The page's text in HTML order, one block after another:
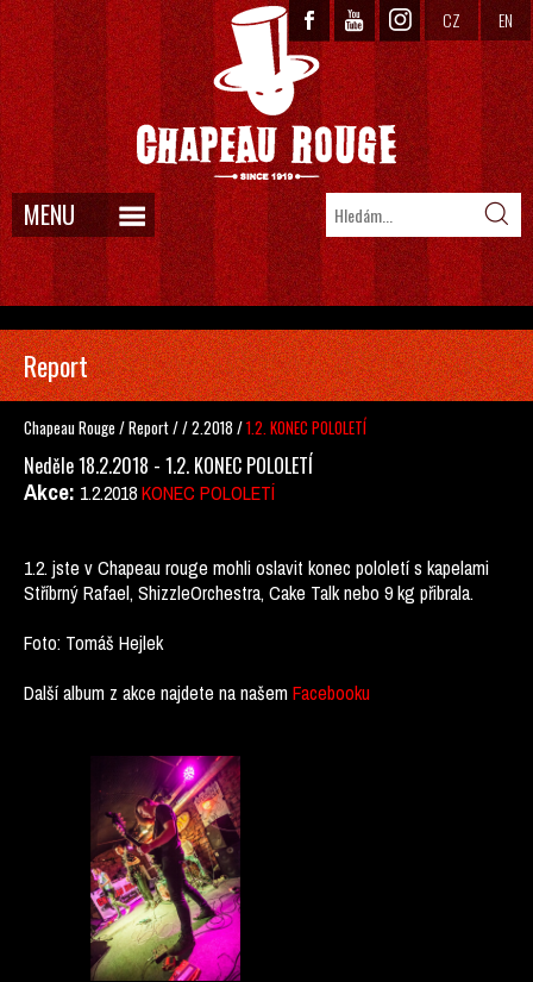
CZ EN
MENU
Report
Chapeau Rouge /Report//2.2018 /1.2. KONEC POLOLETÍ
Neděle 18.2.2018 - 1.2. KONEC POLOLETÍ
Akce: 1.2.2018KONEC POLOLETÍ
1.2. jste v Chapeau rouge mohli oslavit konec pololetí s kapelami
Stříbrný Rafael, ShizzleOrchestra, Cake Talk nebo 9 kg přibrala.
Foto: Tomáš Hejlek
Další album z akce najdete na našemFacebooku